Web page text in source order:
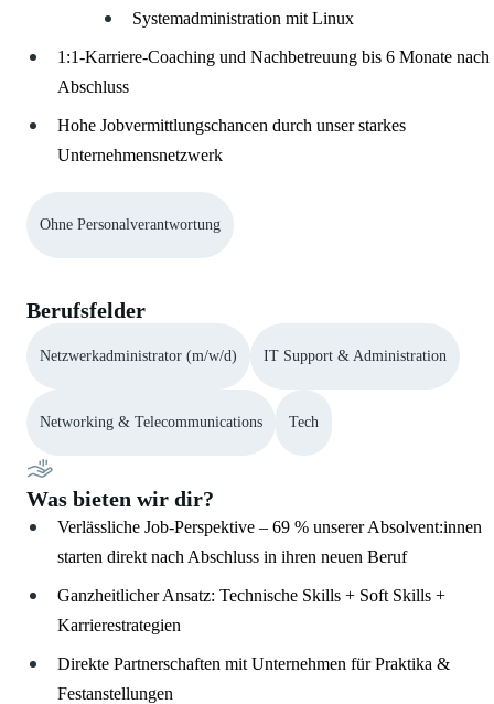
Systemadministration mit Linux
1:1-Karriere-Coaching und Nachbetreuung bis 6 Monate nach
Abschluss
Hohe Jobvermittlungschancen durch unser starkes
Unternehmensnetzwerk
Ohne Personalverantwortung
Berufsfelder
Netzwerkadministrator (m/w/d) IT Support & Administration
Networking & Telecommunications Tech
Was bieten wir dir?
Verlässliche Job-Perspektive – 69 % unserer Absolvent:innen
starten direkt nach Abschluss in ihren neuen Beruf
Ganzheitlicher Ansatz: Technische Skills + Soft Skills +
Karrierestrategien
Direkte Partnerschaften mit Unternehmen für Praktika &
Festanstellungen